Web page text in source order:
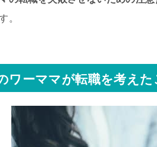
。
ワーママが転職を考え